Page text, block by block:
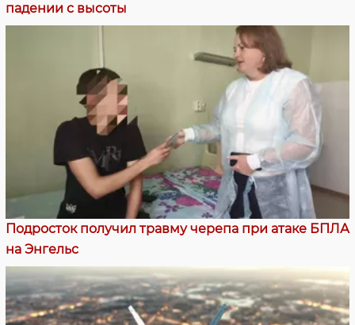
падении с высоты
Подросток получил травму черепа при атаке БПЛА
на Энгельс